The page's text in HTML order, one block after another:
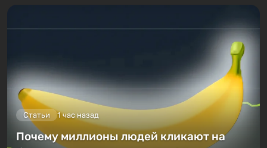
Статьи 1 час назад
Почему миллионы людей кликают на